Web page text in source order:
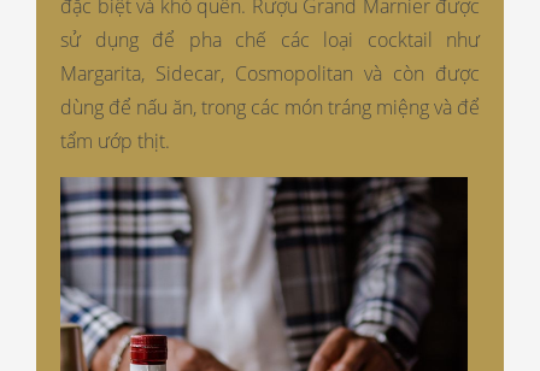
đặc biệt và khó quên. Rượu Grand Marnier được
sử dụng để pha chế các loại cocktail như
Margarita, Sidecar, Cosmopolitan và còn được
dùng để nấu ăn, trong các món tráng miệng và để
tẩm ướp thịt.